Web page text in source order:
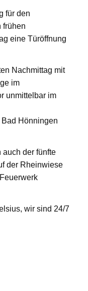
für den
frühen
eine Türöffnung
Nachmittag mit
im
unmittelbar im
Hönningen
auch der fünfte
der Rheinwiese
wir sind 24/7